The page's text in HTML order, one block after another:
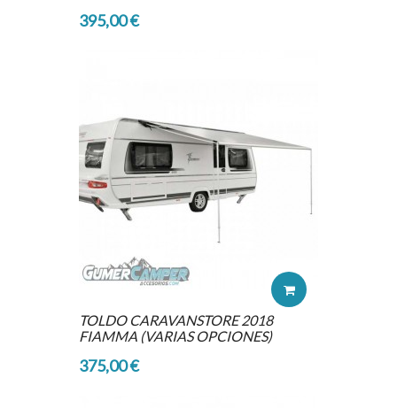
395,00 €
TOLDO CARAVANSTORE 2018
FIAMMA (VARIAS OPCIONES)
375,00 €